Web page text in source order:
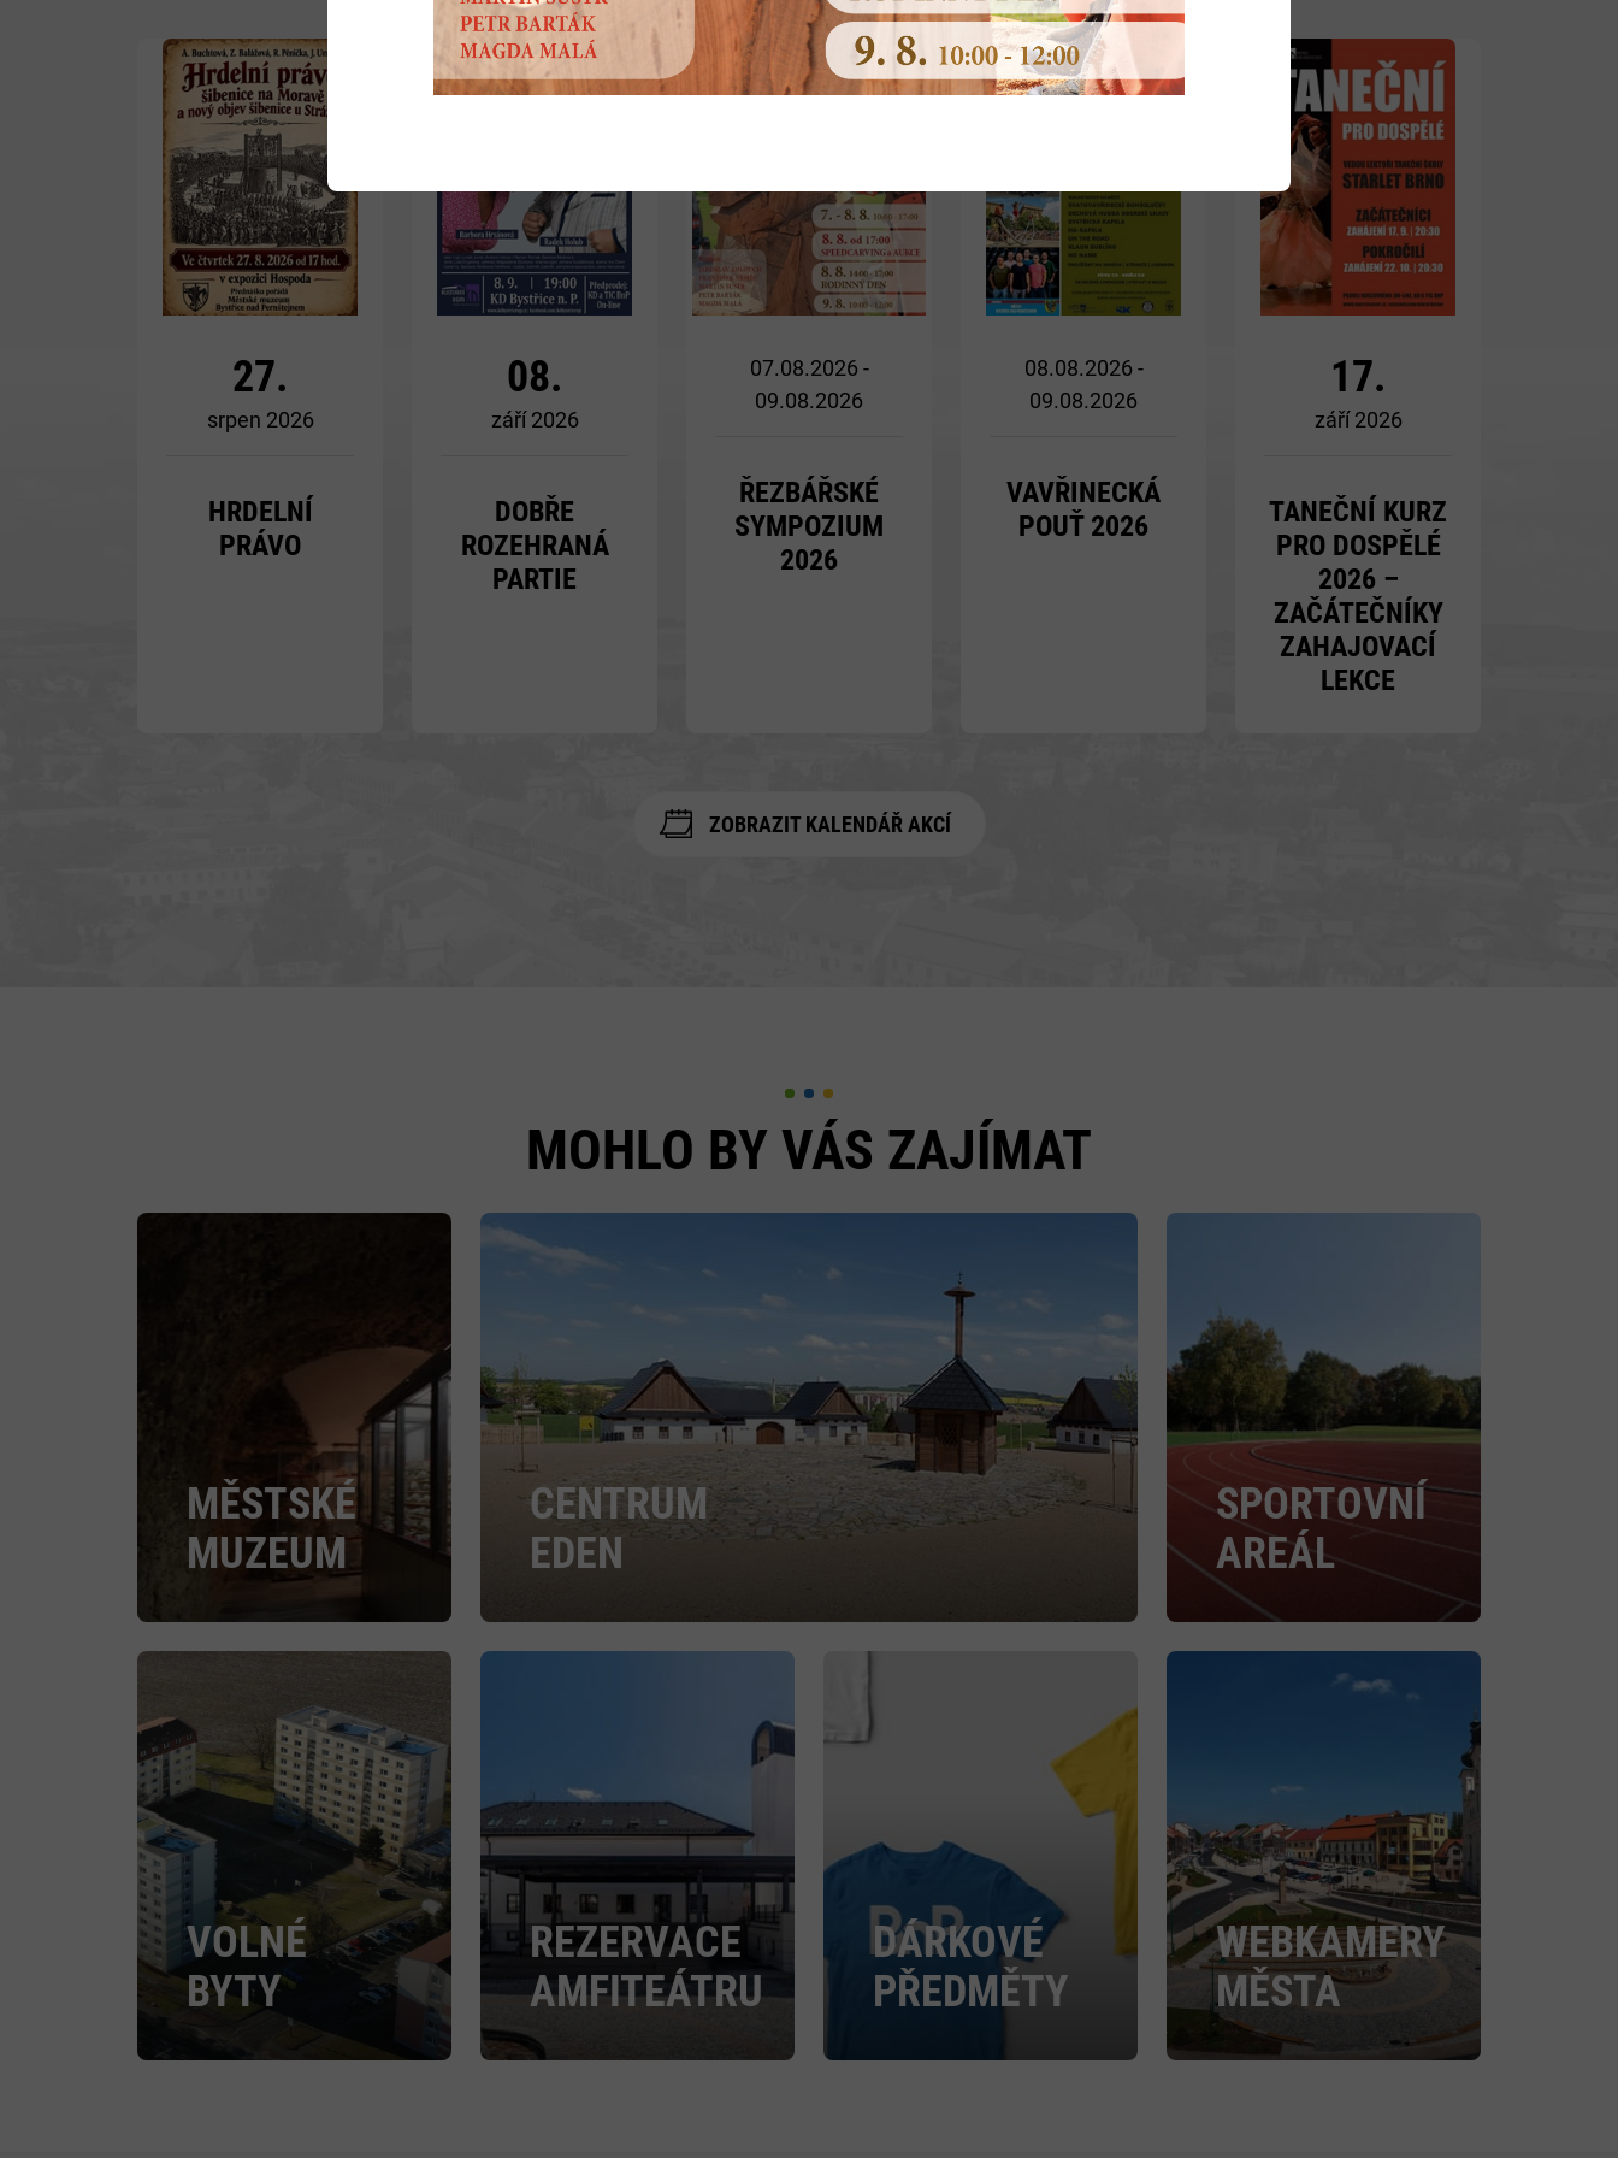
27.
srpen 2026
HRDELNÍ
PRÁVO
Více
08.
září 2026
DOBŘE
ROZEHRANÁ
PARTIE
Více
07.08.2026 -
09.08.2026
ŘEZBÁŘSKÉ
SYMPOZIUM
2026
Více
08.08.2026 -
09.08.2026
VAVŘINECKÁ
POUŤ 2026
Více
17.
září 2026
TANEČNÍ KURZ
PRO DOSPĚLÉ
2026 –
ZAČÁTEČNÍKY
ZAHAJOVACÍ
LEKCE
ZOBRAZIT KALENDÁŘ AKCÍ
MOHLO BY VÁS ZAJÍMAT
MĚSTSKÉ
MUZEUM
CENTRUM
EDEN
SPORTOVNÍ
AREÁL
VOLNÉ
BYTY
REZERVACE
AMFITEÁTRU
DÁRKOVÉ
PŘEDMĚTY
WEBKAMERY
MĚSTA